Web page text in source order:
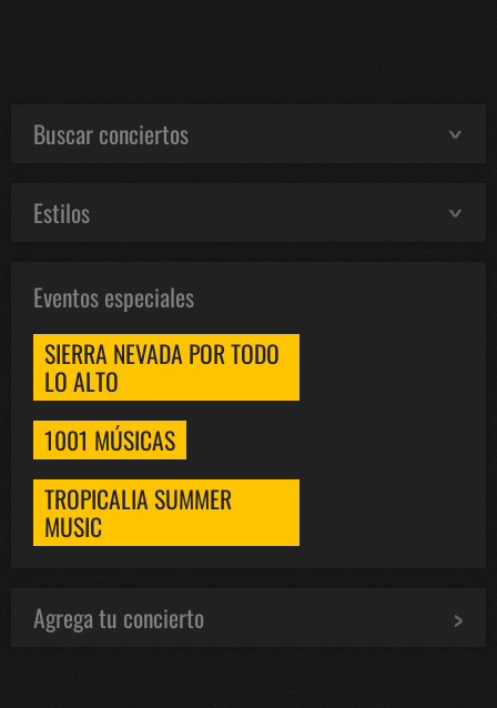
Buscar conciertos
Estilos
Eventos especiales
SIERRA NEVADA POR TODO
LO ALTO
1001 MÚSICAS
TROPICALIA SUMMER
MUSIC
Agrega tu concierto